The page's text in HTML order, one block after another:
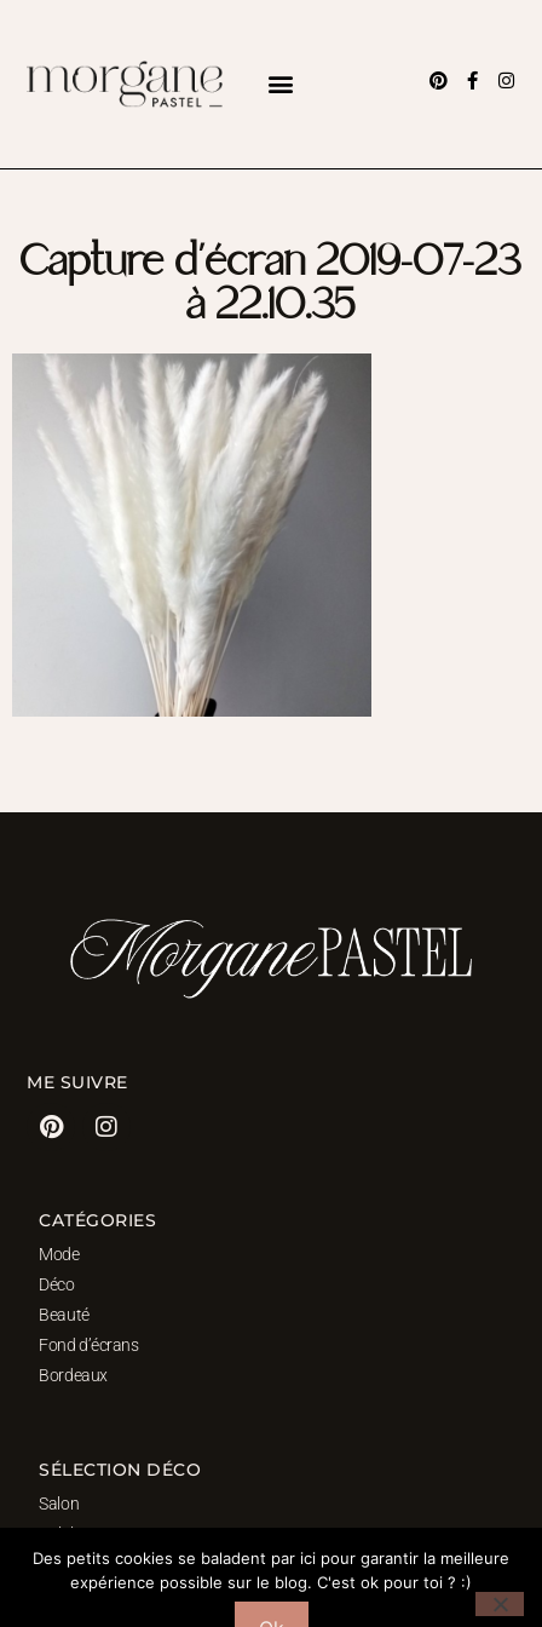
Capture d’écran 2019-07-23
à 22.10.35
ME SUIVRE
CATÉGORIES
Mode
Déco
Beauté
Fond d’écrans
Bordeaux
SÉLECTION DÉCO
Salon
Cuisine
Salle de bain
Chambre
Des petits cookies se baladent par ici pour garantir la meilleure
expérience possible sur le blog. C'est ok pour toi ? :)